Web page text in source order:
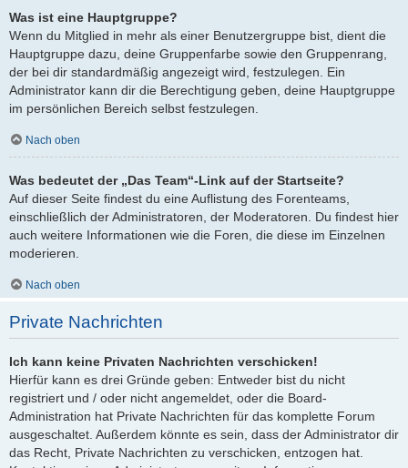
Was ist eine Hauptgruppe?
Wenn du Mitglied in mehr als einer Benutzergruppe bist, dient die
Hauptgruppe dazu, deine Gruppenfarbe sowie den Gruppenrang,
der bei dir standardmäßig angezeigt wird, festzulegen. Ein
Administrator kann dir die Berechtigung geben, deine Hauptgruppe
im persönlichen Bereich selbst festzulegen.
Nach oben
Was bedeutet der „Das Team“-Link auf der Startseite?
Auf dieser Seite findest du eine Auflistung des Forenteams,
einschließlich der Administratoren, der Moderatoren. Du findest hier
auch weitere Informationen wie die Foren, die diese im Einzelnen
moderieren.
Nach oben
Private Nachrichten
Ich kann keine Privaten Nachrichten verschicken!
Hierfür kann es drei Gründe geben: Entweder bist du nicht
registriert und / oder nicht angemeldet, oder die Board-
Administration hat Private Nachrichten für das komplette Forum
ausgeschaltet. Außerdem könnte es sein, dass der Administrator dir
das Recht, Private Nachrichten zu verschicken, entzogen hat.